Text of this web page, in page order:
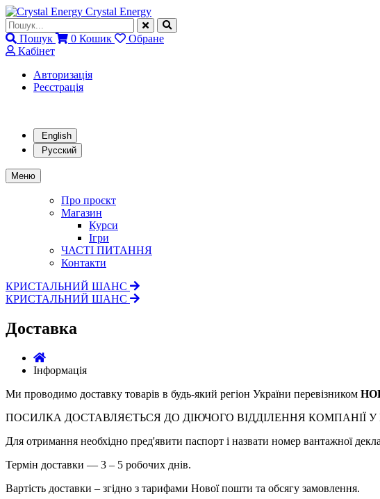
Crystal Energy
Пошук 0 Кошик
Обране
Кабінет
Авторизація
Реєстрація
English
Русский
Меню
Про проєкт
Магазин
Курси
Ігри
ЧАСТІ ПИТАННЯ
Контакти
КРИСТАЛЬНИЙ ШАНС
КРИСТАЛЬНИЙ ШАНС
Доставка
Інформація
Ми проводимо доставку товарів в будь-який регіон України перевізником
ПОСИЛКА ДОСТАВЛЯЄТЬСЯ ДО ДІЮЧОГО ВІДДІЛЕННЯ КОМПАНІЇ
Для отримання необхідно пред'явити паспорт і назвати номер вантажної
Термін доставки — 3 – 5 робочих днів.
Вартість доставки – згідно з тарифами Нової пошти та обсягу замовлення.